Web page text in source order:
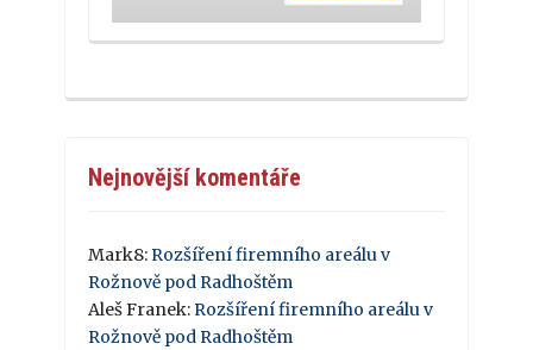
Nejnovější komentáře
Mark8:Rozšíření firemního areálu v
Rožnově pod Radhoštěm
Aleš Franek:Rozšíření firemního areálu v
Rožnově pod Radhoštěm